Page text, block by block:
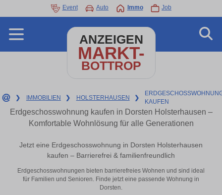
Event Auto Immo Job
ANZEIGEN
MARKT-
BOTTROP
❯ IMMOBILIEN ❯ HOLSTERHAUSEN ❯
KAUFEN
Erdgeschosswohnung kaufen in Dorsten Holsterhausen –
Komfortable Wohnlösung für alle Generationen
Jetzt eine Erdgeschosswohnung in Dorsten Holsterhausen
kaufen – Barrierefrei & familienfreundlich
Erdgeschosswohnungen bieten barrierefreies Wohnen und sind ideal
für Familien und Senioren. Finde jetzt eine passende Wohnung in
Dorsten.